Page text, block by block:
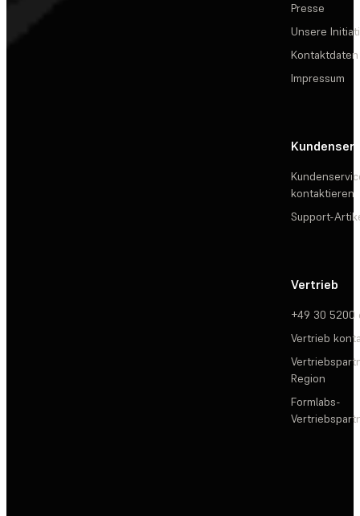
Presse
Unsere
Kontaktdaten
Impressum
kontaktieren
Support-
Vertrieb
+49 30 5200
Vertrieb
Region
Formlabs-